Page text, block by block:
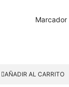
AÑADIR AL CARRITO